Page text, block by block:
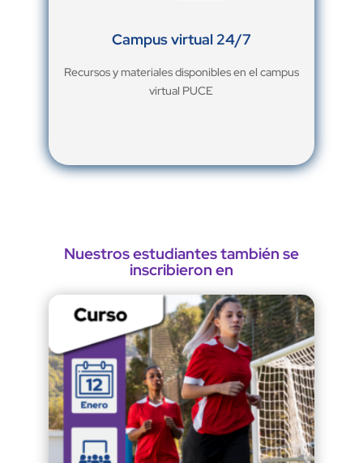
Campus virtual 24/7
Recursos y materiales disponibles en el campus
virtual PUCE
Nuestros estudiantes también se
inscribieron en